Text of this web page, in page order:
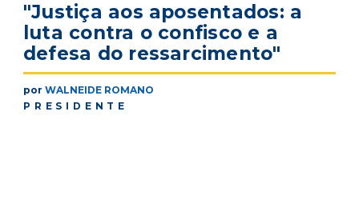
"Justiça aos aposentados: a
luta contra o confisco e a
defesa do ressarcimento"
por WALNEIDE ROMANO
PRESIDENTE